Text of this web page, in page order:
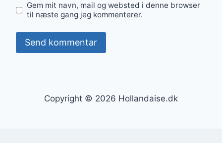
Gem mit navn, mail og websted i denne browser
til næste gang jeg kommenterer.
Copyright © 2026 Hollandaise.dk